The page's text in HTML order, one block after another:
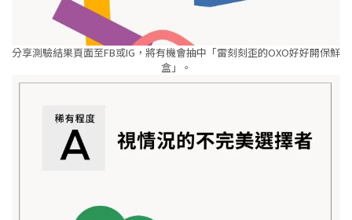
分享測驗結果頁面至FB或IG，將有機會抽中「雷刻刻歪的OXO好好開保鮮
盒」。